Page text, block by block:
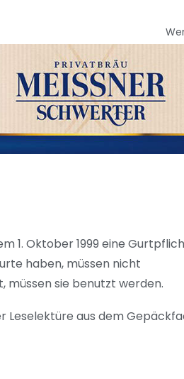
1. Oktober 1999 eine
haben, müssen nicht
müssen sie benutzt werden.
Leselektüre aus dem